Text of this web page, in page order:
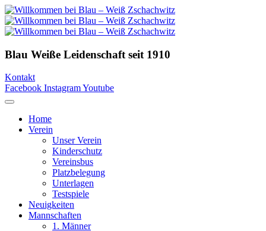
Blau Weiße Leidenschaft seit 1910
Kontakt
Facebook InstagramYoutube
Home
Verein
Unser Verein
Kinderschutz
Vereinsbus
Platzbelegung
Unterlagen
Testspiele
Neuigkeiten
Mannschaften
1. Männer